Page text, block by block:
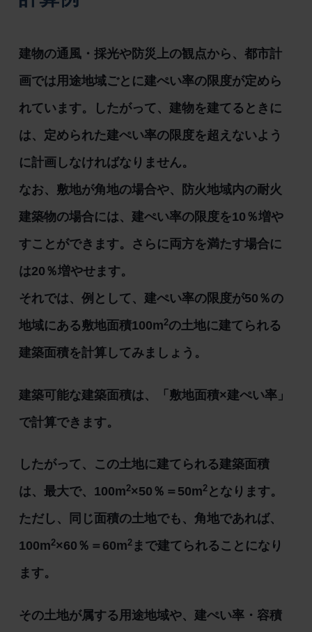
建物の通風・採光や防災上の観点から、都市計
画では用途地域ごとに建ぺい率の限度が定めら
れています。したがって、建物を建てるときに
は、定められた建ぺい率の限度を超えないよう
に計画しなければなりません。
なお、敷地が角地の場合や、防火地域内の耐火
建築物の場合には、建ぺい率の限度を10％増や
すことができます。さらに両方を満たす場合に
は20％増やせます。
それでは、例として、建ぺい率の限度が50％の
地域にある敷地面積100m2の土地に建てられる
建築面積を計算してみましょう。
建築可能な建築面積は、「敷地面積×建ぺい率」
で計算できます。
したがって、この土地に建てられる建築面積
は、最大で、100m2×50％＝50m2となります。
ただし、同じ面積の土地でも、角地であれば、
100m2×60％＝60m2まで建てられることになり
ます。
その土地が属する用途地域や、建ぺい率・容積